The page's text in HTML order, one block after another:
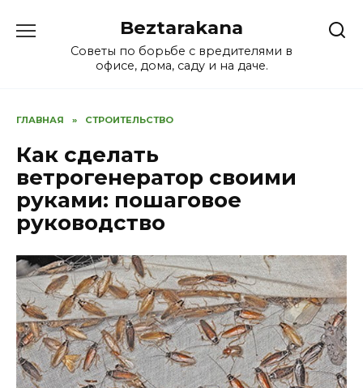
содержанию
Beztarakana
Советы по борьбе с вредителями в
офисе, дома, саду и на даче.
ГЛАВНАЯ » СТРОИТЕЛЬСТВО
Как сделать
ветрогенератор своими
руками: пошаговое
руководство